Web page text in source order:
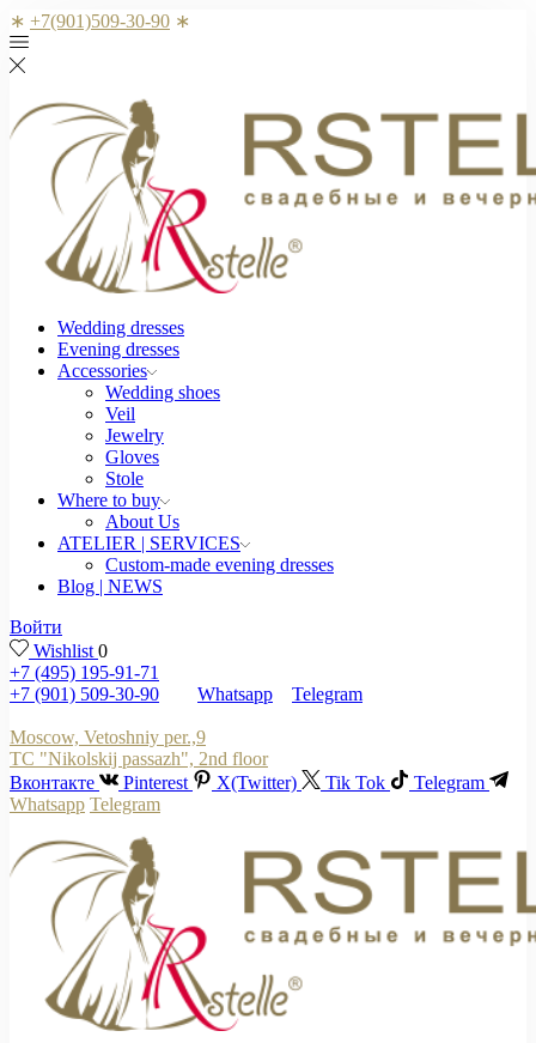
∗ +7(901)509-30-90 ∗
Wedding dresses
Evening dresses
Accessories
Wedding shoes
Veil
Jewelry
Gloves
Stole
Where to buy
About Us
ATELIER | SERVICES
Custom-made evening dresses
Blog | NEWS
Войти
Wishlist 0
+7 (495) 195-91-71
+7 (901) 509-30-90
Whatsapp Telegram
Moscow, Vetoshniy per.,9
TC "Nikolskij passazh", 2nd floor
Вконтакте
Pinterest X(Twitter) Tik Tok
Telegram
Whatsapp Telegram